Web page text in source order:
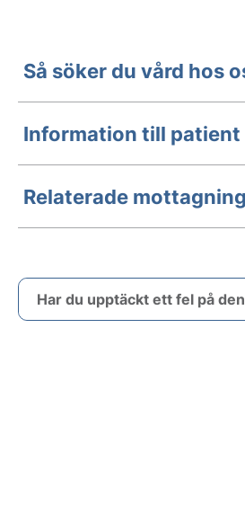
Så söker du vård hos
Information till patient
Relaterade
Har du upptäckt ett fel på